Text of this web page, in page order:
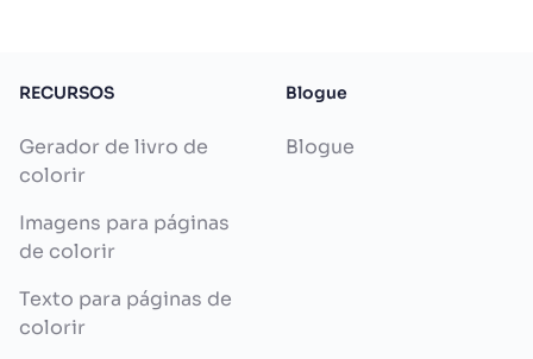
RECURSOS
Gerador de livro de
colorir
Imagens para páginas
de colorir
Texto para páginas de
colorir
Blogue
Blogue